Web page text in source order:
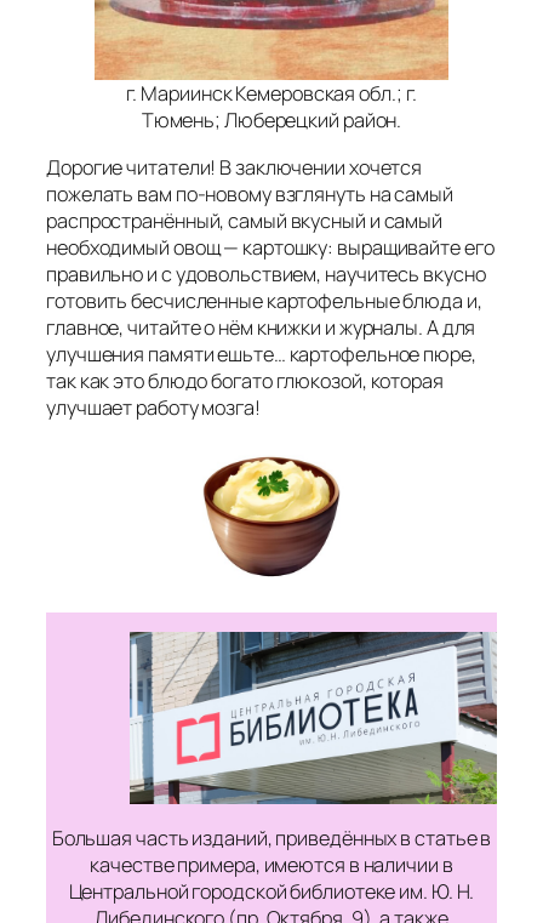
г. Мариинск Кемеровская обл.; г.
Тюмень; Люберецкий район.
Дорогие читатели! В заключении хочется
пожелать вам по-новому взглянуть на самый
распространённый, самый вкусный и самый
необходимый овощ — картошку: выращивайте его
правильно и с удовольствием, научитесь вкусно
готовить бесчисленные картофельные блюда и,
главное, читайте о нём книжки и журналы. А для
улучшения памяти ешьте… картофельное пюре,
так как это блюдо богатоглюкозой, которая
улучшает работу мозга!
Большая часть изданий, приведённых в статье в
качестве примера, имеются в наличии в
Центральной городской библиотеке им. Ю. Н.